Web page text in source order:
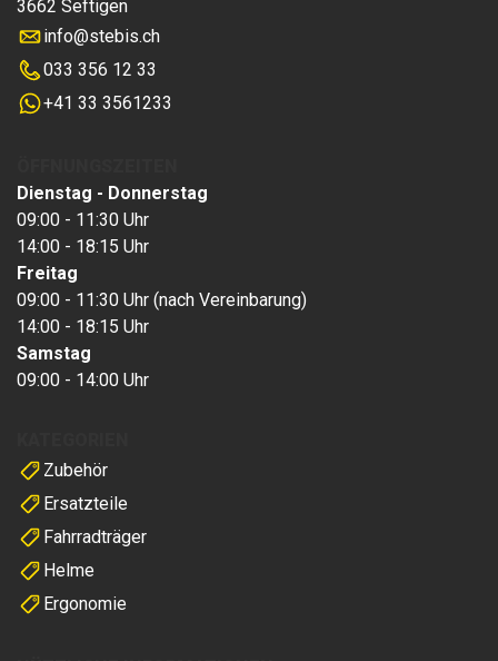
3662 Seftigen
info@stebis.ch
033 356 12 33
+41 33 3561233
Zubehör
Ersatzteile
Fahrradträger
Helme
Ergonomie
Dienstag - Donnerstag
09:00 - 11:30 Uhr
14:00 - 18:15 Uhr
Freitag
09:00 - 11:30 Uhr (nach Vereinbarung)
14:00 - 18:15 Uhr
Samstag
09:00 - 14:00 Uhr